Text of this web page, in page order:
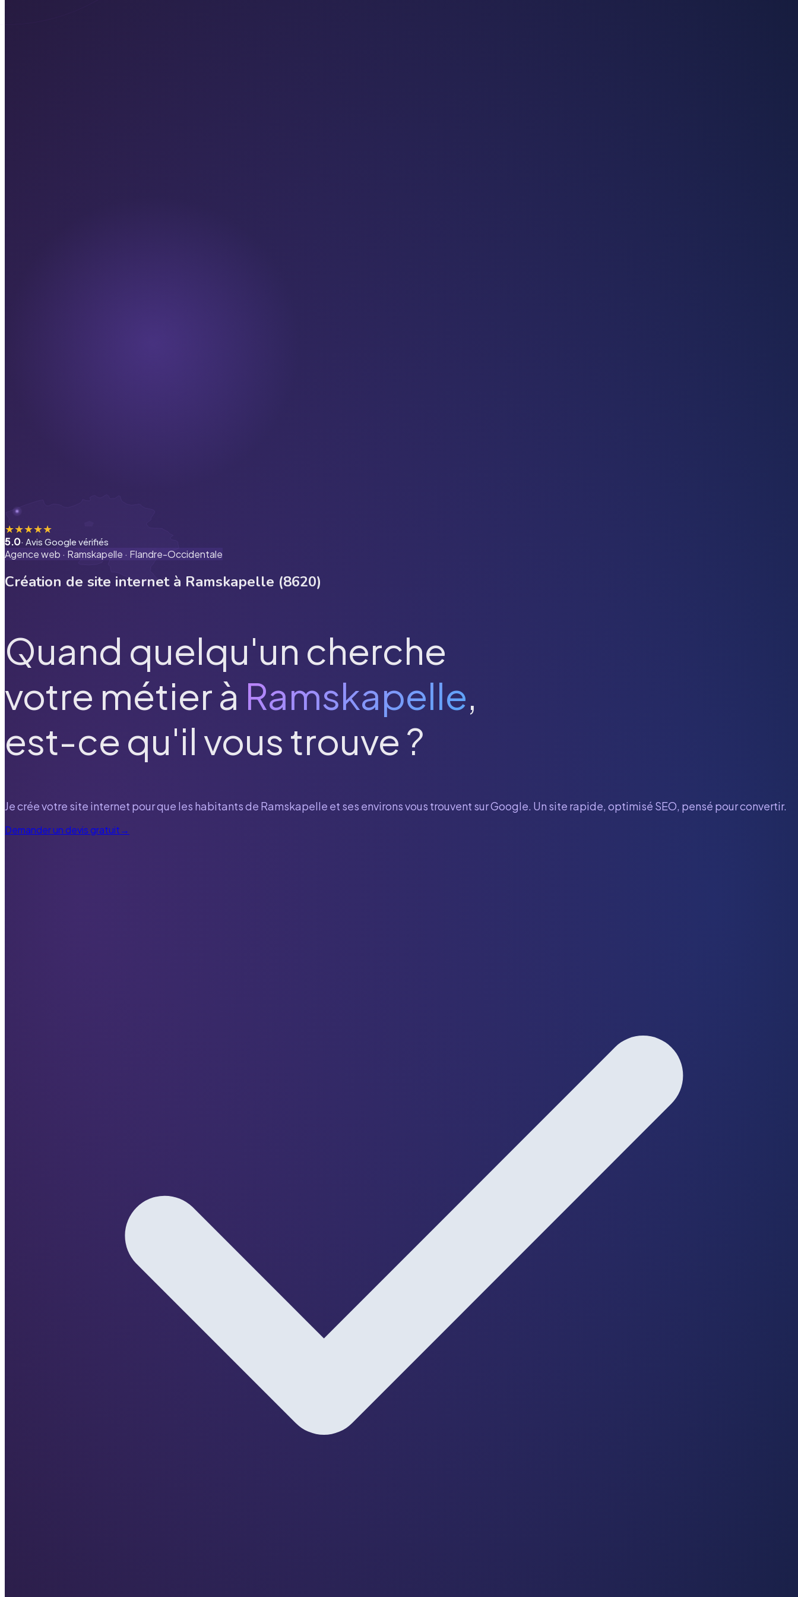
★★★★★
5.0· Avis Google vérifiés
Agence web · Ramskapelle · Flandre-Occidentale
Création de site internet à Ramskapelle (8620)
Quand quelqu'un cherche
votre métier à Ramskapelle,
est-ce qu'il vous trouve ?
Je crée votre site internet pour que les habitants de Ramskapelle et ses environs vous trouvent sur Google. Un site rapide, optimisé SEO, pensé pour convertir.
Demander un devis gratuit→